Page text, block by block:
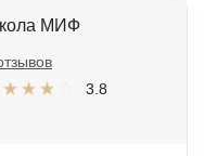
МИФ
3.8